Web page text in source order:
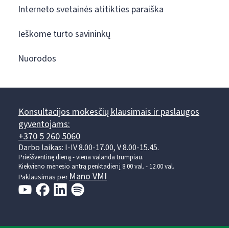
Interneto svetainės atitikties paraiška
Ieškome turto savininkų
Nuorodos
Konsultacijos mokesčių klausimais ir paslaugos
gyventojams:
+370 5 260 5060
Darbo laikas: I-IV 8.00-17.00, V 8.00-15.45.
Prieššventinę dieną - viena valanda trumpiau.
Kiekvieno mėnesio antrą penktadienį 8.00 val. - 12.00 val.
Paklausimas perMano VMI